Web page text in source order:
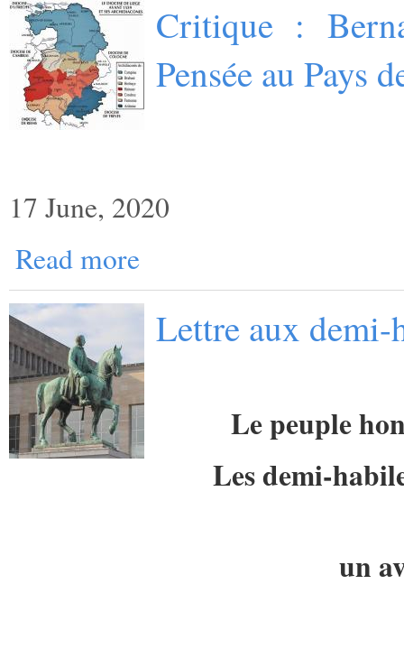
Critique :
Pensée au Pays
17 June, 2020
Read more
Lettre aux demi-
Le peuple
Les demi-
un